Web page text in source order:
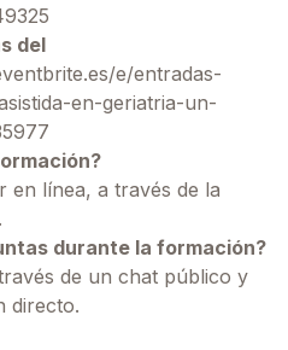
del
e/entradas-
en-geriatria-un-
en línea, a través de la
durante la formación?
de un chat público y
directo.